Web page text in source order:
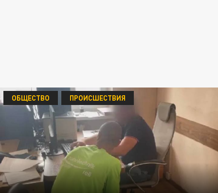
ОБЩЕСТВО ПРОИСШЕСТВИЯ